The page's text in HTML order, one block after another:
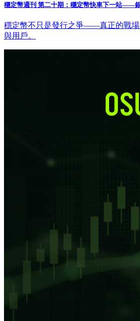
穩定幣週刊 第二十期：穩定幣快車下一站——
穩定幣不只是發行之爭——真正的戰場
與用戶。